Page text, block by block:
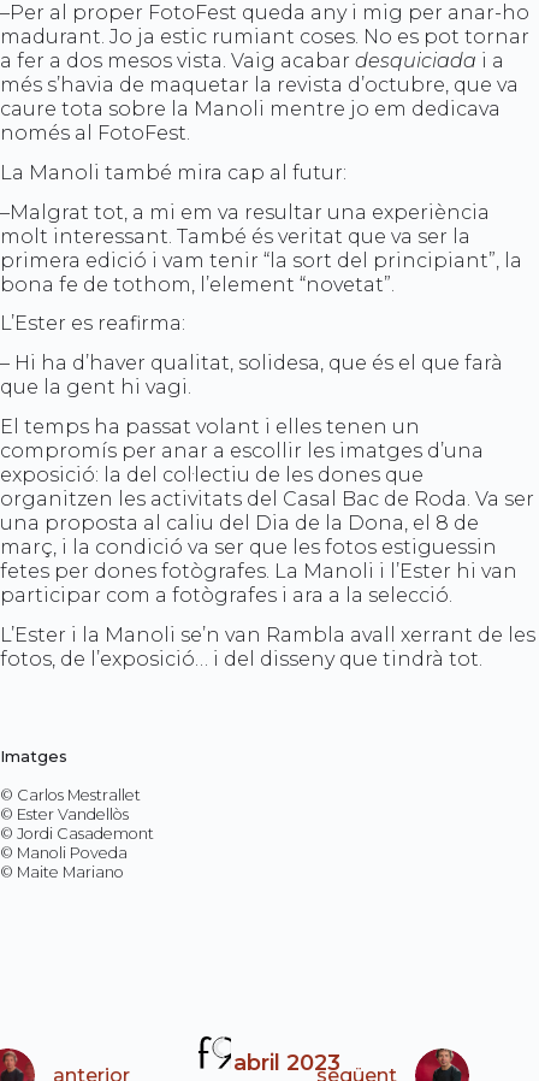
–Per al proper FotoFest queda any i mig per anar-ho
madurant. Jo ja estic rumiant coses. No es pot tornar
a fer a dos mesos vista. Vaig acabar desquiciada i a
més s’havia de maquetar la revista d’octubre, que va
caure tota sobre la Manoli mentre jo em dedicava
només al FotoFest.
La Manoli també mira cap al futur:
–Malgrat tot, a mi em va resultar una experiència
molt interessant. També és veritat que va ser la
primera edició i vam tenir “la sort del principiant”, la
bona fe de tothom, l’element “novetat”.
L’Ester es reafirma:
– Hi ha d’haver qualitat, solidesa, que és el que farà
que la gent hi vagi.
El temps ha passat volant i elles tenen un
compromís per anar a escollir les imatges d’una
exposició: la del col·lectiu de les dones que
organitzen les activitats del Casal Bac de Roda. Va ser
una proposta al caliu del Dia de la Dona, el 8 de
març, i la condició va ser que les fotos estiguessin
fetes per dones fotògrafes. La Manoli i l’Ester hi van
participar com a fotògrafes i ara a la selecció.
L’Ester i la Manoli se’n van Rambla avall xerrant de les
fotos, de l’exposició… i del disseny que tindrà tot.
Imatges
© Carlos Mestrallet
© Ester Vandellòs
© Jordi Casademont
© Manoli Poveda
© Maite Mariano
abril 2023
anterior següent